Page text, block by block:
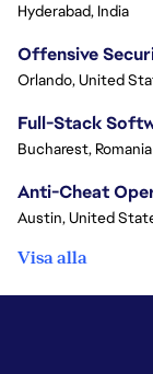
Hyderabad, India
Offensive
Orlando, United
Full-Stack
Bucharest, Romania
Anti-Cheat
Austin, United
Visa alla